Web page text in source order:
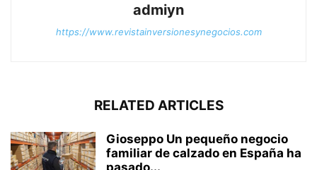
admiyn
https://www.revistainversionesynegocios.com
RELATED ARTICLES
Gioseppo Un pequeño negocio
familiar de calzado en España ha
pasado...